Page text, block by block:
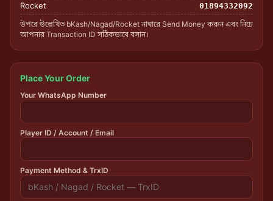
Rocket 01894332092
উপরে উল্লেখিত bKash/Nagad/Rocket নাম্বারে Send Money করুন এবং নিচে
আপনার Transaction ID সঠিকভাবে বসান।
Place Your Order
Your WhatsApp Number
Player ID / Account / Email
Payment Method & TrxID